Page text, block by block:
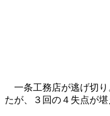
一条工務店が逃げ切り
たが、３回の４失点が